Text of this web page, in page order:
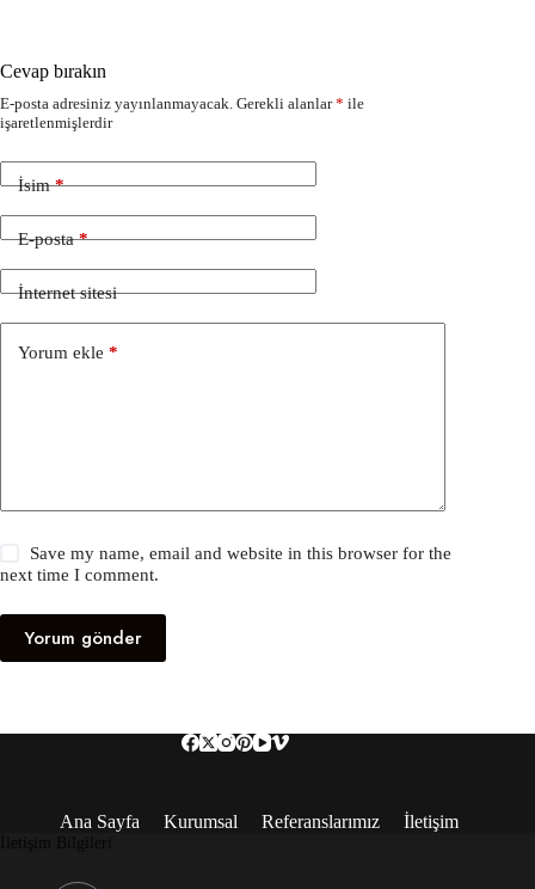
Cevap bırakın
E-posta adresiniz yayınlanmayacak. Gerekli alanlar* ile
işaretlenmişlerdir
İsim*
E-posta*
İnternet sitesi
Yorum ekle *
Save my name, email and website in this browser for the
next time I comment.
Yorum gönder
Ana Sayfa Kurumsal Referanslarımız İletişim